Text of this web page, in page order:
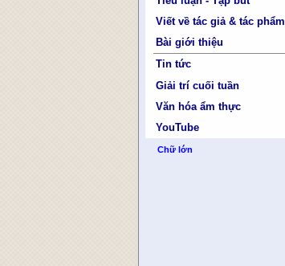
Viết về tác giả & tác phẩm
Bài giới thiệu
Tin tức
Giải trí cuối tuần
Văn hóa ẩm thực
YouTube
Chữ lớn